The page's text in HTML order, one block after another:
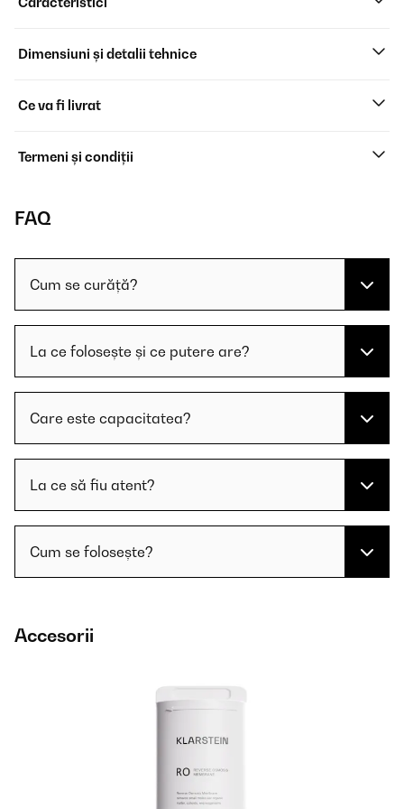
Dimensiuni și detalii tehnice
Ce va fi livrat
Termeni și condiții
FAQ
Cum se curăță?
La ce folosește și ce putere are?
Care este capacitatea?
La ce să fiu atent?
Cum se folosește?
Accesorii